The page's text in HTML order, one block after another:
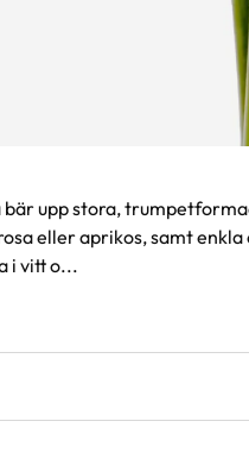
upp stora,
eller aprikos, samt
i vitt o...